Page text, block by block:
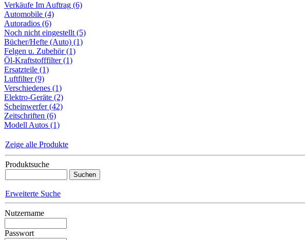
Verkäufe Im Auftrag (6)
Automobile (4)
Autoradios (6)
Noch nicht eingestellt (5)
Bücher/Hefte (Auto) (1)
Felgen u. Zubehör (1)
Öl-Kraftstofffilter (1)
Ersatzteile (1)
Luftfilter (9)
Verschiedenes (1)
Elektro-Geräte (2)
Scheinwerfer (42)
Zeitschriften (6)
Modell Autos (1)
Zeige alle Produkte
Produktsuche
Erweiterte Suche
Nutzername
Passwort